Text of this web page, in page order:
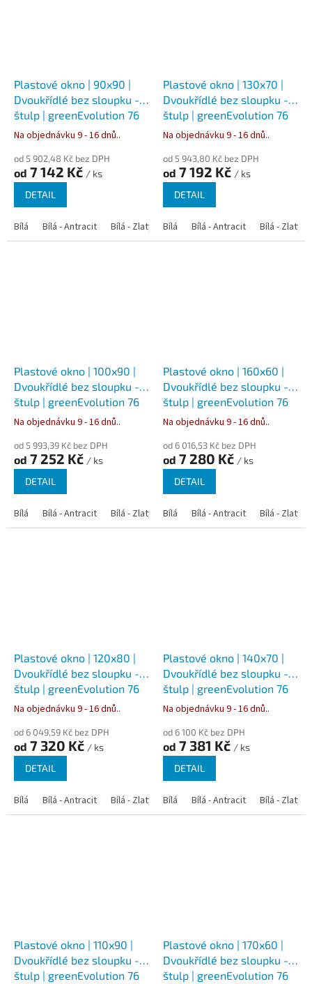
Plastové okno | 90x90 |
Dvoukřídlé bez sloupku -
štulp | greenEvolution 76
Na objednávku 9 - 16 dnů..
od 5 902,48 Kč bez DPH
od 7 142 Kč / ks
DETAIL
Bílá Bílá - Antracit Bílá - Zlatý dub Bílá - Tmavý dub Bílá -
Plastové okno | 130x70 |
Dvoukřídlé bez sloupku -
štulp | greenEvolution 76
Na objednávku 9 - 16 dnů..
od 5 943,80 Kč bez DPH
od 7 192 Kč / ks
DETAIL
Bílá Bílá - Antracit Bílá - Zlatý
Plastové okno | 100x90 |
Dvoukřídlé bez sloupku -
štulp | greenEvolution 76
Na objednávku 9 - 16 dnů..
od 5 993,39 Kč bez DPH
od 7 252 Kč / ks
DETAIL
Bílá Bílá - Antracit Bílá - Zlatý dub Bílá - Tmavý dub Bílá -
Plastové okno | 160x60 |
Dvoukřídlé bez sloupku -
štulp | greenEvolution 76
Na objednávku 9 - 16 dnů..
od 6 016,53 Kč bez DPH
od 7 280 Kč / ks
DETAIL
Bílá Bílá - Antracit Bílá - Zlatý
Plastové okno | 120x80 |
Dvoukřídlé bez sloupku -
štulp | greenEvolution 76
Na objednávku 9 - 16 dnů..
od 6 049,59 Kč bez DPH
od 7 320 Kč / ks
DETAIL
Bílá Bílá - Antracit Bílá - Zlatý dub Bílá - Tmavý dub Bílá -
Plastové okno | 140x70 |
Dvoukřídlé bez sloupku -
štulp | greenEvolution 76
Na objednávku 9 - 16 dnů..
od 6 100 Kč bez DPH
od 7 381 Kč / ks
DETAIL
Bílá Bílá - Antracit Bílá - Zlatý
Plastové okno | 110x90 |
Dvoukřídlé bez sloupku -
štulp | greenEvolution 76
Plastové okno | 170x60 |
Dvoukřídlé bez sloupku -
štulp | greenEvolution 76